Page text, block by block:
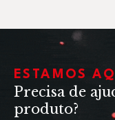
ESTAMOS
Precisa de
produto?